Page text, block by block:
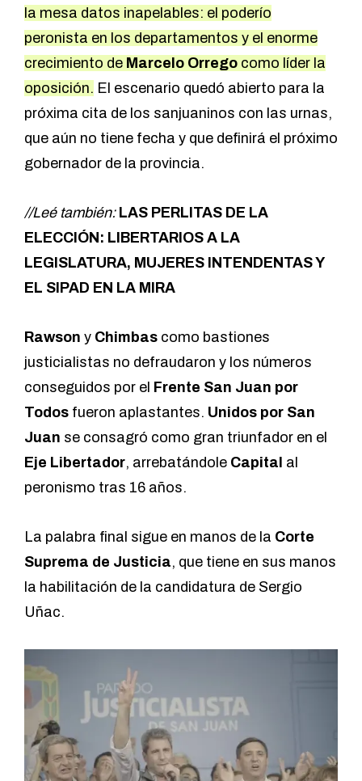
la mesa datos inapelables: el poderío
peronista en los departamentos y el enorme
crecimiento de Marcelo Orrego como líder la
oposición. El escenario quedó abierto para la
próxima cita de los sanjuaninos con las urnas,
que aún no tiene fecha y que definirá el próximo
gobernador de la provincia.
//Leé también: LAS PERLITAS DE LA
ELECCIÓN: LIBERTARIOS A LA
LEGISLATURA, MUJERES INTENDENTAS Y
EL SIPAD EN LA MIRA
Rawson y Chimbas como bastiones
justicialistas no defraudaron y los números
conseguidos por el Frente San Juan por
Todos fueron aplastantes. Unidos por San
Juan se consagró como gran triunfador en el
Eje Libertador, arrebatándole Capital al
peronismo tras 16 años.
La palabra final sigue en manos de la Corte
Suprema de Justicia, que tiene en sus manos
la habilitación de la candidatura de Sergio
Uñac.